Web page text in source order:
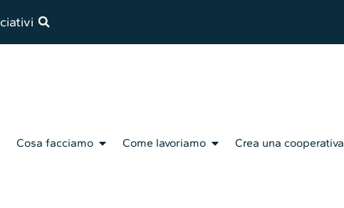
Cosa facciamo Come lavoriamo Crea una cooperativa